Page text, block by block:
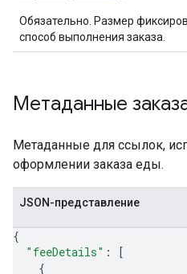
Обязательно. Размер
способ выполнения заказа.
Метаданные
Метаданные для ссылок,
оформлении заказа еды.
JSON-представление
{
"feeDetails" :
[
{